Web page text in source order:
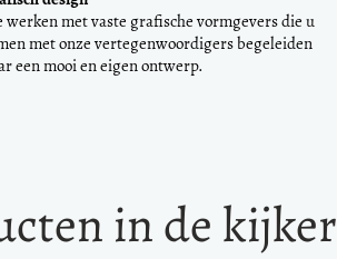
werken met vaste grafische vormgevers die u
met onze vertegenwoordigers begeleiden
een mooi en eigen ontwerp.
in de kijker